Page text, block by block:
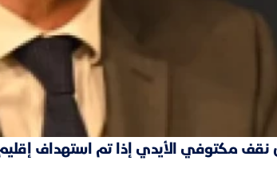
نقف مكتوفي الأيدي إذا تم استهداف